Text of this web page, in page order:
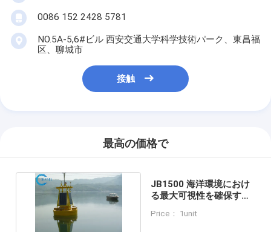
0086 152 2428 5781
NO.5A-5,6#ビル 西安交通大学科学技術パーク、東昌福
区、聊城市
接触
最高の価格で
JB1500 海洋環境におけ
る最大可視性を確保する
Price： 1unit